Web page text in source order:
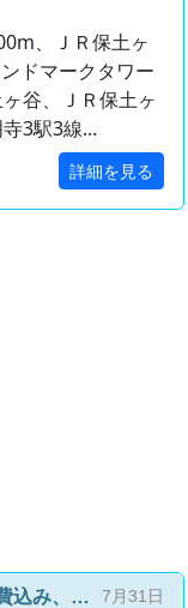
、ＪＲ保土ヶ
ドマークタワー
谷、ＪＲ保土ヶ
3駅3線...
詳細を見る
1階に空きが有ります、35,000円光熱費込み、女性専用、横浜市営地下鉄グリーンライン北山田駅まで徒歩8分、2名入居中 7月31日